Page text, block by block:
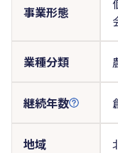
事業形態
業種分類
継続年数
地域